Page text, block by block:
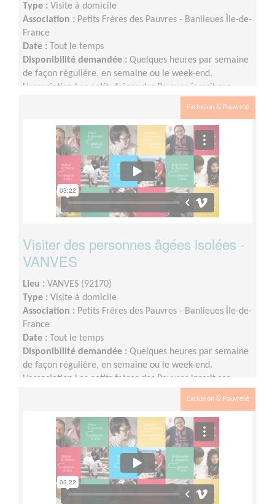
Type : Visite à domicile
Association : Petits Frères des Pauvres - Banlieues Île-de-
France
Date : Tout le temps
Disponibilité demandée : Quelques heures par semaine
de façon régulière, en semaine ou le week-end.
L’association Les petits frères des Pauvres inscrit ses
bénévole.
Exclusion & Pauvreté
Visiter des personnes âgées isolées -
VANVES
Lieu : VANVES (92170)
Type : Visite à domicile
Association : Petits Frères des Pauvres - Banlieues Île-de-
France
Date : Tout le temps
Disponibilité demandée : Quelques heures par semaine
de façon régulière, en semaine ou le week-end.
L’association Les petits frères des Pauvres inscrit ses
bénévole.
Exclusion & Pauvreté